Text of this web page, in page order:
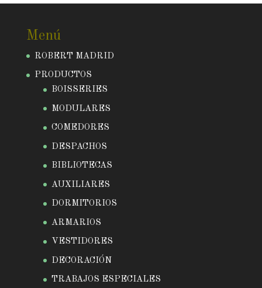
Menú
ROBERT MADRID
PRODUCTOS
BOISSERIES
MODULARES
COMEDORES
DESPACHOS
BIBLIOTECAS
AUXILIARES
DORMITORIOS
ARMARIOS
VESTIDORES
DECORACIÓN
TRABAJOS ESPECIALES